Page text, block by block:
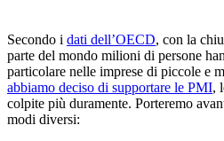
Secondo i dati dell’OECD, con la
parte del mondo milioni di persone
particolare nelle imprese di piccole e
abbiamo deciso di supportare le PMI,
colpite più duramente. Porteremo
modi diversi: